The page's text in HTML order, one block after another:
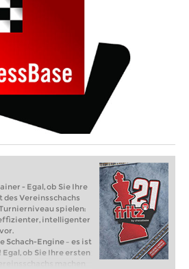
- Egal, ob Sie Ihre
Vereinsschachs
spielen:
intelligenter
Schach-Engine – es ist
ob Sie Ihre ersten
machen